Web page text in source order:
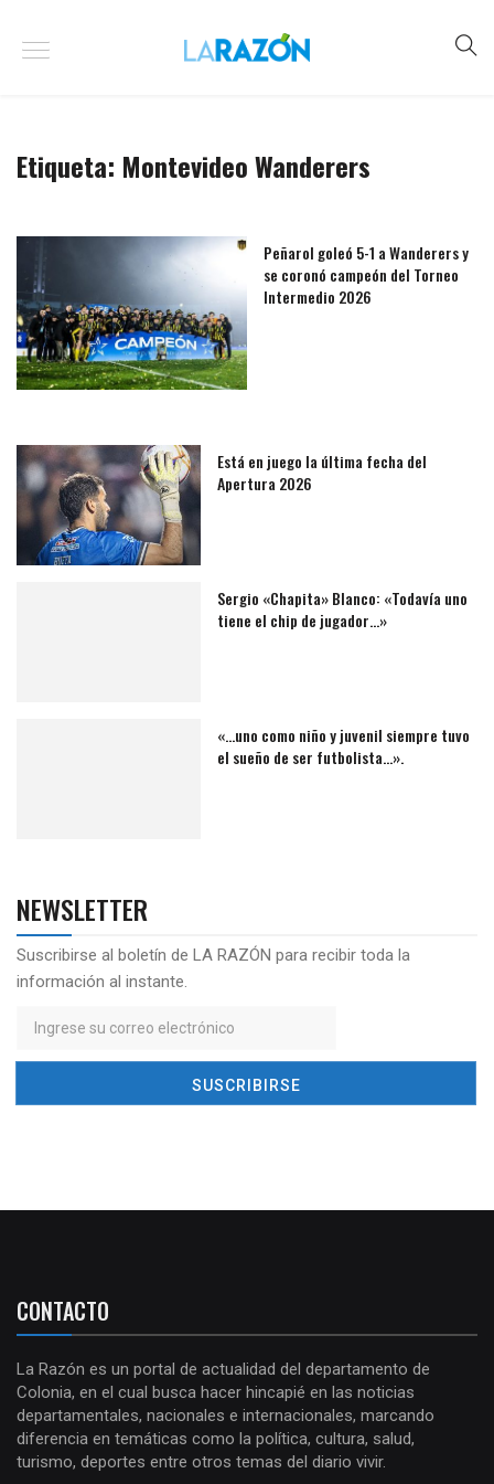
Etiqueta: Montevideo Wanderers
Peñarol goleó 5-1 a Wanderers y
se coronó campeón del Torneo
Intermedio 2026
Está en juego la última fecha del
Apertura 2026
Sergio «Chapita» Blanco: «Todavía uno
tiene el chip de jugador…»
«…uno como niño y juvenil siempre tuvo
el sueño de ser futbolista…».
NEWSLETTER
Suscribirse al boletín de LA RAZÓN para recibir toda la
información al instante.
CONTACTO
La Razón es un portal de actualidad del departamento de
Colonia, en el cual busca hacer hincapié en las noticias
departamentales, nacionales e internacionales, marcando
diferencia en temáticas como la política, cultura, salud,
turismo, deportes entre otros temas del diario vivir.